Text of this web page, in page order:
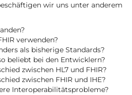
wir uns unter anderem
verwenden?
als bisherige Standards?
beliebt bei den Entwicklern?
zwischen HL7 und FHIR?
zwischen FHIR und IHE?
Interoperabilitätsprobleme?